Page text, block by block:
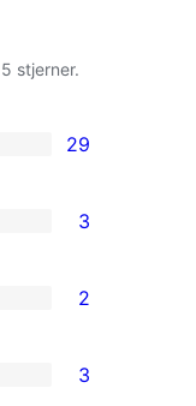
stjerner.
29
3
2
3